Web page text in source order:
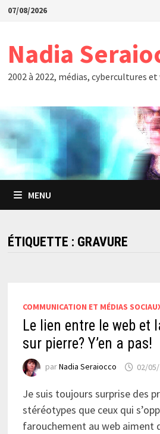
Passer
07/08/2026
Nadia
2002 à 2022, médias, cybercultures
MENU
ÉTIQUETTE : GRAVURE
COMMUNICATION ET MÉDIAS
Le lien entre le web et
sur pierre? Y’en a pas!
parNadia Seraiocco 02/
Je suis toujours surprise des
stéréotypes que ceux qui
farouchement au web aiment